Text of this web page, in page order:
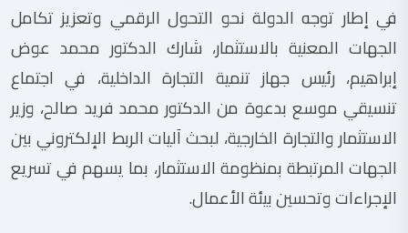
في إطار توجه الدولة نحو التحول الرقمي وتعزيز تكامل
الجهات المعنية بالاستثمار، شارك الدكتور محمد عوض
إبراهيم، رئيس جهاز تنمية التجارة الداخلية، في اجتماع
تنسيقي موسع بدعوة من الدكتور محمد فريد صالح، وزير
الاستثمار والتجارة الخارجية، لبحث آليات الربط الإلكتروني بين
الجهات المرتبطة بمنظومة الاستثمار، بما يسهم في تسريع
الإجراءات وتحسين بيئة الأعمال.